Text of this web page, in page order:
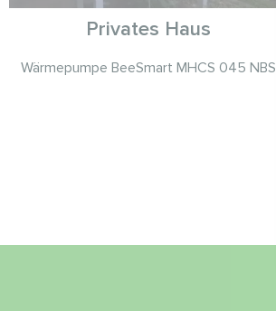
Privates Haus
Wärmepumpe BeeSmart MHCS 045 NBS